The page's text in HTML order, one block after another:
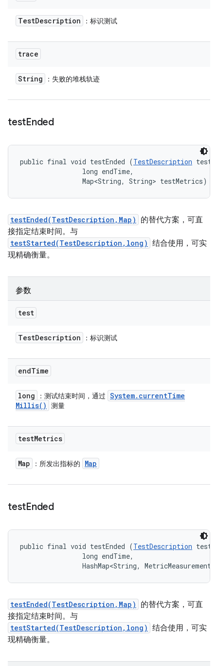
TestDescription ：标识测试
trace
String ：失败的堆栈轨迹
testEnded
public final void testEnded (TestDescription
                long endTime,
                Map<String, String> testMetrics)
testEnded(TestDescription,Map)
的替代方案，可直
接指定结束时间。与
testStarted(TestDescription,long) 结合使用，可实
现精确衡量。
参数
test
TestDescription ：标识测试
endTime
long ：测试结束时间，通过 System. currentTime
Millis( ) 测量
testMetrics
Map ：所发出指标的 Map
testEnded
public final void testEnded (TestDescription
                long endTime,
HashMap<String,
testEnded(TestDescription,Map)
的替代方案，可直
接指定结束时间。与
testStarted(TestDescription,long) 结合使用，可实
现精确衡量。